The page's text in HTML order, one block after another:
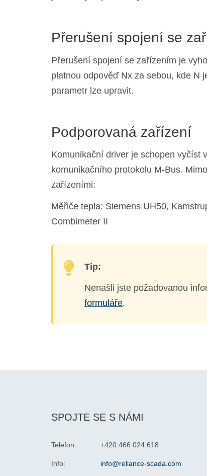
Přerušení spojení se
Přerušení spojení se zařízením je
platnou odpověď Nx za sebou, kde N
parametr lze upravit.
Podporovaná zařízení
Komunikační driver je schopen vyčíst
komunikačního protokolu M-Bus.
zařízeními:
Měřiče tepla: Siemens UH50,
Combimeter II
Tip:
Nenašli jste požadovanou
formuláře.
SPOJTE SE S NÁMI
Telefon:
Info:
+420 466 024 618
info@reliance-scada.com